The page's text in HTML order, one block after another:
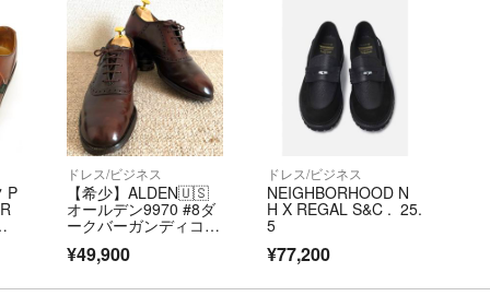
P
ドレス/ビジネス
【希少】ALDEN🇺🇸
オールデン9970 #8ダ
ークバーガンディコー
ドラスト US7D
¥49,900
ドレス/ビジネス
NEIGHBORHOOD N
H X REGAL S&C . 25.
5
¥77,200